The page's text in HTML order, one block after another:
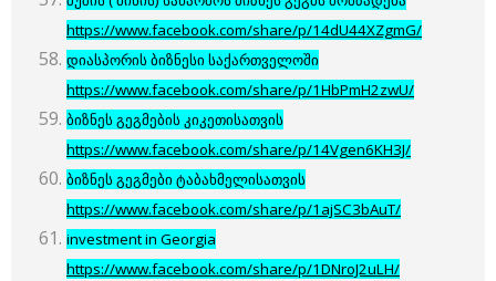
https://www.facebook.com/share/p/14dU44XZgmG/
დიასპორის ბიზნესი საქართველოში
https://www.facebook.com/share/p/1HbPmH2zwU/
ბიზნეს გეგმების კიკეთისათვის
https://www.facebook.com/share/p/14Vgen6KH3J/
ბიზნეს გეგმები ტაბახმელისათვის
https://www.facebook.com/share/p/1ajSC3bAuT/
investment in Georgia
https://www.facebook.com/share/p/1DNroJ2uLH/